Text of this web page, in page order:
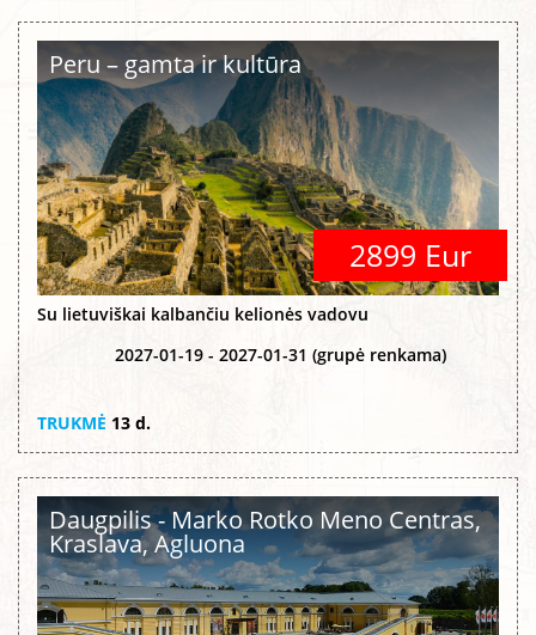
Peru – gamta ir kultūra
2899 Eur
Su lietuviškai kalbančiu kelionės vadovu
2027-01-19 - 2027-01-31 (grupė renkama)
TRUKMĖ 13 d.
Daugpilis - Marko Rotko Meno Centras,
Kraslava, Agluona